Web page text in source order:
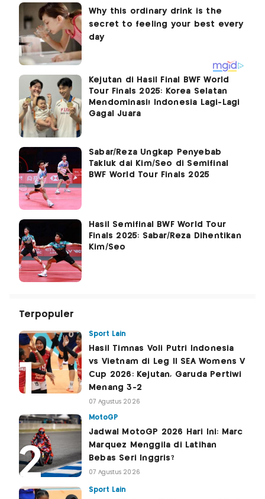
Kejutan di Hasil Final BWF World
Tour Finals 2025: Korea Selatan
Mendominasi! Indonesia Lagi-Lagi
Gagal Juara
Sabar/Reza Ungkap Penyebab
Takluk dai Kim/Seo di Semifinal
BWF World Tour Finals 2025
Hasil Semifinal BWF World Tour
Finals 2025: Sabar/Reza Dihentikan
Kim/Seo
Terpopuler
Sport Lain
Hasil Timnas Voli Putri Indonesia
vs Vietnam di Leg II SEA Womens V
Cup 2026: Kejutan, Garuda Pertiwi
Menang 3-2
07 Agustus 2026
MotoGP
Jadwal MotoGP 2026 Hari Ini: Marc
Marquez Menggila di Latihan
Bebas Seri Inggris?
07 Agustus 2026
Sport Lain